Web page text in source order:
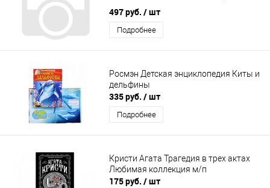
497 руб. / шт
Подробнее
Росмэн Детская энциклопедия Киты и
дельфины
335 руб. / шт
Подробнее
Кристи Агата Трагедия в трех актах
Любимая коллекция м/п
175 руб. / шт